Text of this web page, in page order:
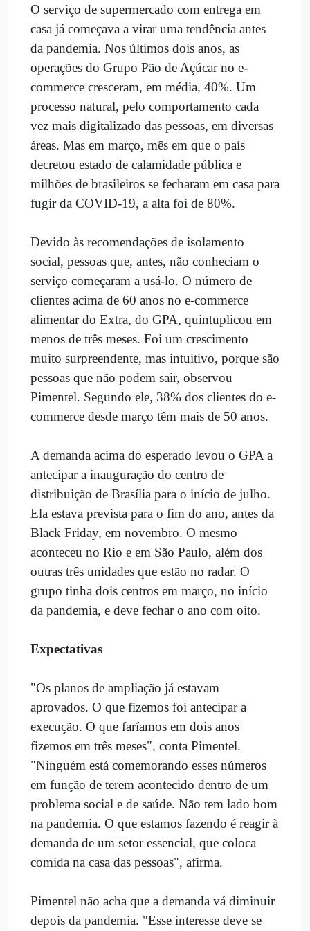
O serviço de supermercado com entrega em
casa já começava a virar uma tendência antes
da pandemia. Nos últimos dois anos, as
operações do Grupo Pão de Açúcar no e-
commerce cresceram, em média, 40%. Um
processo natural, pelo comportamento cada
vez mais digitalizado das pessoas, em diversas
áreas. Mas em março, mês em que o país
decretou estado de calamidade pública e
milhões de brasileiros se fecharam em casa para
fugir da COVID-19, a alta foi de 80%.
Devido às recomendações de isolamento
social, pessoas que, antes, não conheciam o
serviço começaram a usá-lo. O número de
clientes acima de 60 anos no e-commerce
alimentar do Extra, do GPA, quintuplicou em
menos de três meses. Foi um crescimento
muito surpreendente, mas intuitivo, porque são
pessoas que não podem sair, observou
Pimentel. Segundo ele, 38% dos clientes do e-
commerce desde março têm mais de 50 anos.
A demanda acima do esperado levou o GPA a
antecipar a inauguração do centro de
distribuição de Brasília para o início de julho.
Ela estava prevista para o fim do ano, antes da
Black Friday, em novembro. O mesmo
aconteceu no Rio e em São Paulo, além dos
outras três unidades que estão no radar. O
grupo tinha dois centros em março, no início
da pandemia, e deve fechar o ano com oito.
Expectativas
"Os planos de ampliação já estavam
aprovados. O que fizemos foi antecipar a
execução. O que faríamos em dois anos
fizemos em três meses", conta Pimentel.
"Ninguém está comemorando esses números
em função de terem acontecido dentro de um
problema social e de saúde. Não tem lado bom
na pandemia. O que estamos fazendo é reagir à
demanda de um setor essencial, que coloca
comida na casa das pessoas", afirma.
Pimentel não acha que a demanda vá diminuir
depois da pandemia. "Esse interesse deve se